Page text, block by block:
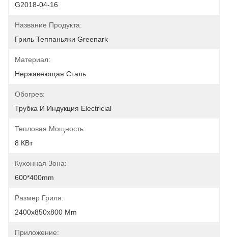
G2018-04-16
Название Продукта:
Гриль Теппаньяки Greenark
Материал:
Нержавеющая Сталь
Обогрев:
Трубка И Индукция Electricial
Тепловая Мощность:
8 КВт
Кухонная Зона:
600*400mm
Размер Гриля:
2400x850x800 Mm
Приложение: